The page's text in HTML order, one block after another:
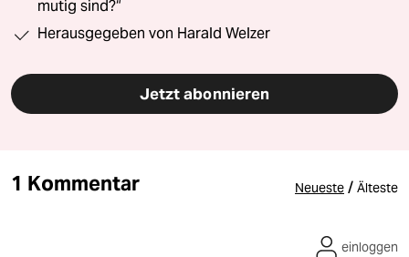
mutig sind?“
Herausgegeben von Harald Welzer
Jetzt abonnieren
1 Kommentar Neueste / Älteste
einloggen